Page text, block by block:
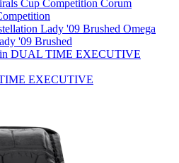
Corum
Omega
'09 Brushed
EXECUTIVE